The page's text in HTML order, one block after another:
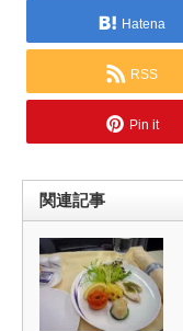
Hatena
RSS
Pin it
関連記事